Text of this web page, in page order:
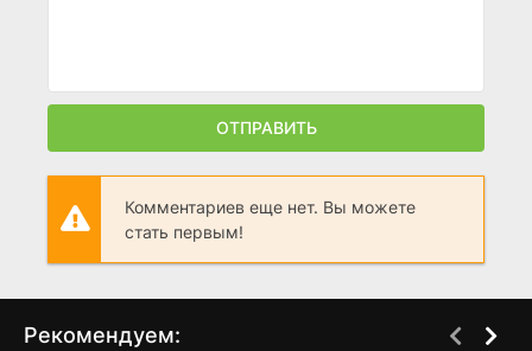
ОТПРАВИТЬ
Комментариев еще нет. Вы можете
стать первым!
Рекомендуем: